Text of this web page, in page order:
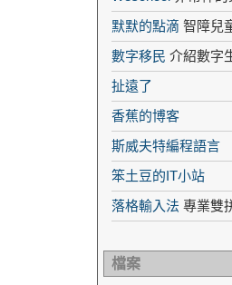
默默的點滴 智障兒
數字移民 介紹數字
扯遠了
香蕉的博客
斯威夫特編程語言
笨土豆的IT小站
落格輸入法 專業雙
檔案